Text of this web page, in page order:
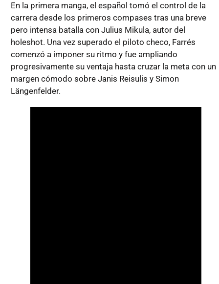
En la primera manga, el español tomó el control de la
carrera desde los primeros compases tras una breve
pero intensa batalla con Julius Mikula, autor del
holeshot. Una vez superado el piloto checo, Farrés
comenzó a imponer su ritmo y fue ampliando
progresivamente su ventaja hasta cruzar la meta con un
margen cómodo sobre Janis Reisulis y Simon
Längenfelder.